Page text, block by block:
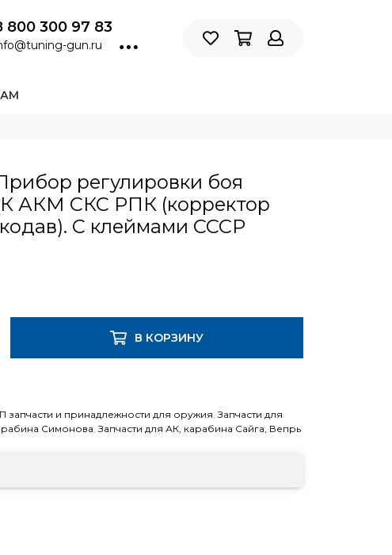
800 300 97 83
gun.ru
регулировки боя
АКМ СКС РПК (корректор
С клеймами СССР
В КОРЗИНУ
запчасти и принадлежности для оружия,Запчасти для
Симонова,Запчасти для АК, карабина Сайга, Вепрь